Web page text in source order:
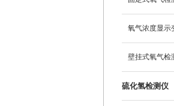
氧气浓度显示
壁挂式氧气检
硫化氢检测仪